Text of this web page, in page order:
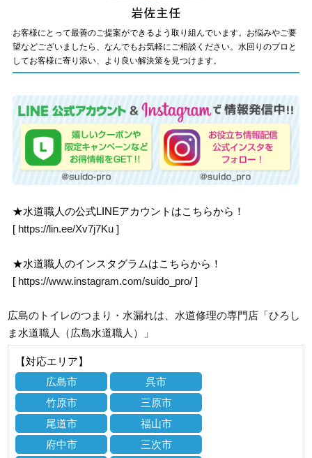
お客様にとって最善のご提案ができるよう取り組んでいます。お悩みやご要
望などございましたら、なんでもお気軽にご相談ください。水回りのプロと
してお客様に寄り添い、より良い解決策を見つけます。
★水道職人の公式LINEアカウントはこちらから！
[ https://lin.ee/Xv7j7Ku ]
★水道職人のインスタグラムはこちらから！
[ https://www.instagram.com/suido_pro/ ]
広島のトイレのつまり・水漏れは、水道修理の専門店「ひろし
ま水道職人（広島水道職人）」
【対応エリア】
広島市
呉市
竹原市
三原市
尾道市
福山市
府中市
三次市